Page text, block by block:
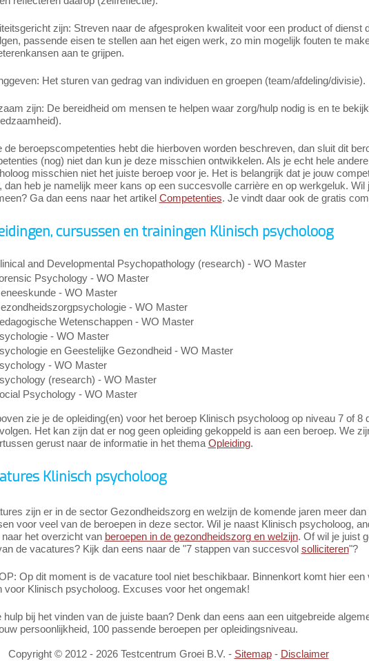
zijn: Streven naar de afgesproken kwaliteit voor een product of dienst
passende eisen te stellen aan het eigen werk, zo min mogelijk fouten te
aan te grijpen.
Het sturen van gedrag van individuen en groepen (team/afdeling/divisie).
zijn: De bereidheid om mensen te helpen waar zorg/hulp nodig is en te
de beroepscompetenties hebt die hierboven worden beschreven, dan sluit dit
(nog) niet dan kun je deze misschien ontwikkelen. Als je echt hele
misschien niet het juiste beroep voor je. Het is belangrijk dat je jouw
dan heb je namelijk meer kans op een succesvolle carrière en op werkgeluk.
Ga dan eens naar het artikel Competenties. Je vindt daar ook de gratis
cursussen en trainingen Klinisch psycholoog
and Developmental Psychopathology (research) - WO Master
Psychology - WO Master
- WO Master
- WO Master
Wetenschappen - WO Master
- WO Master
en Geestelijke Gezondheid - WO Master
- WO Master
(research) - WO Master
Psychology - WO Master
zie je de opleiding(en) voor het beroep Klinisch psycholoog op niveau 7 of
Het kan zijn dat er nog geen opleiding gekoppeld is aan een beroep. We
gerust naar de informatie in het thema Opleiding.
Klinisch psycholoog
zijn er in de sector Gezondheidszorg en welzijn de komende jaren meer
voor veel van de beroepen in deze sector. Wil je naast Klinisch psycholoog,
het overzicht van beroepen in de gezondheidszorg en welzijn. Of wil je juist
de vacatures? Kijk dan eens naar de "7 stappen van succesvol solliciteren"?
Op dit moment is de vacature tool niet beschikbaar. Binnenkort komt hier
voor Klinisch psycholoog. Excuses voor het ongemak!
hulp bij het vinden van de juiste baan? Denk dan eens aan een uitgebreide
persoonlijkheid, 100 passende beroepen per opleidingsniveau.
Copyright © 2012- 2026Testcentrum Groei B.V. - Sitemap- Disclaimer